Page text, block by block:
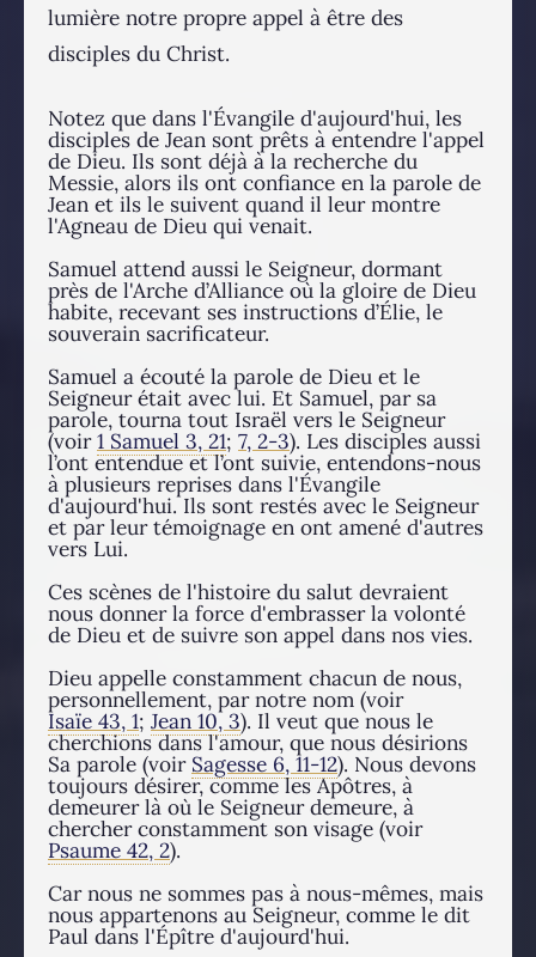
lumière notre propre appel à être des
disciples du Christ.
Notez que dans l'Évangile d'aujourd'hui, les
disciples de Jean sont prêts à entendre l'appel
de Dieu. Ils sont déjà à la recherche du
Messie, alors ils ont confiance en la parole de
Jean et ils le suivent quand il leur montre
l'Agneau de Dieu qui venait.
Samuel attend aussi le Seigneur, dormant
près de l'Arche d’Alliance où la gloire de Dieu
habite, recevant ses instructions d’Élie, le
souverain sacrificateur.
Samuel a écouté la parole de Dieu et le
Seigneur était avec lui. Et Samuel, par sa
parole, tourna tout Israël vers le Seigneur
(voir1 Samuel 3, 21; 7, 2-3). Les disciples aussi
l’ont entendue et l’ont suivie, entendons-nous
à plusieurs reprises dans l'Évangile
d'aujourd'hui. Ils sont restés avec le Seigneur
et par leur témoignage en ont amené d'autres
vers Lui.
Ces scènes de l'histoire du salut devraient
nous donner la force d'embrasser la volonté
de Dieu et de suivre son appel dans nos vies.
Dieu appelle constamment chacun de nous,
personnellement, par notre nom (voir
Isaïe 43, 1; Jean 10, 3). Il veut que nous le
cherchions dans l'amour, que nous désirions
Sa parole (voir Sagesse 6, 11-12). Nous devons
toujours désirer, comme les Apôtres, à
demeurer là où le Seigneur demeure, à
chercher constamment son visage (voir
Psaume 42, 2).
Car nous ne sommes pas à nous-mêmes, mais
nous appartenons au Seigneur, comme le dit
Paul dans l'Épître d'aujourd'hui.